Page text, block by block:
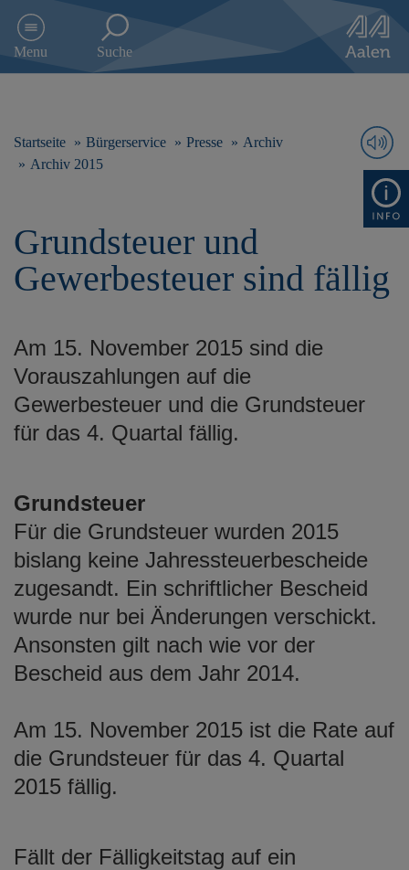
e
Menu Suche
Startseite Bürgerservice Presse
Archiv
Archiv 2015
Grundsteuer und
Gewerbesteuer sind fällig
Am 15. November 2015 sind die
Vorauszahlungen auf die
Gewerbesteuer und die Grundsteuer
für das 4. Quartal fällig.
Grundsteuer
Für die Grundsteuer wurden 2015
bislang keine Jahressteuerbescheide
zugesandt. Ein schriftlicher Bescheid
wurde nur bei Änderungen verschickt.
Ansonsten gilt nach wie vor der
Bescheid aus dem Jahr 2014.
Am 15. November 2015 ist die Rate auf
die Grundsteuer für das 4. Quartal
2015 fällig.
Fällt der Fälligkeitstag auf ein